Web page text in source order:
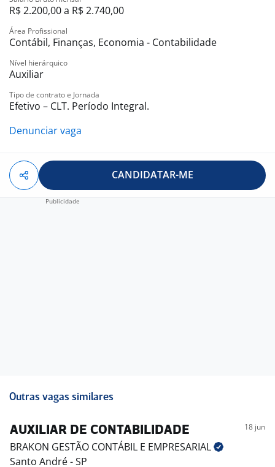
Estamos ansiosos para conhecer seu perfil e contribuir
juntos para o sucesso da empresa.
R$ 2.200,00 a R$ 2.740,00
Área Profissional
Contábil, Finanças, Economia - Contabilidade
Nível hierárquico
Auxiliar
Tipo de contrato e Jornada
Efetivo – CLT. Período Integral.
Denunciar vaga
CANDIDATAR-ME
Outras vagas similares
AUXILIAR DE CONTABILIDADE 18 jun
BRAKON GESTÃO CONTÁBIL E EMPRESARIAL
Santo André - SP